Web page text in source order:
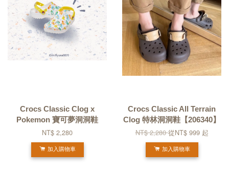
Crocs Classic Clog x
Pokemon 寶可夢洞洞鞋
NT$ 2,280
加入購物車
Crocs Classic All Terrain
Clog 特林洞洞鞋【206340】
NT$ 2,280從NT$ 999 起
加入購物車